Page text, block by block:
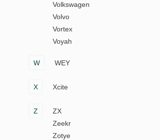
Volkswagen
Volvo
Vortex
Voyah
W WEY
X Xcite
Z
ZX
Zeekr
Zotye